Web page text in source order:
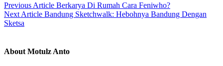
Previous Article Berkarya Di Rumah Cara Feniwho?
Next Article Bandung Sketchwalk: Hebohnya Bandung Dengan
Sketsa
About Motulz Anto